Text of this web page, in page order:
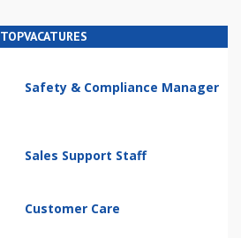
TOPVACATURES
Safety & Compliance Manager
Sales Support Staff
Customer Care